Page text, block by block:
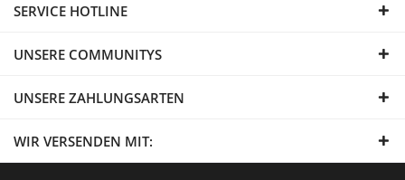
SERVICE HOTLINE
UNSERE COMMUNITYS
UNSERE ZAHLUNGSARTEN
WIR VERSENDEN MIT: